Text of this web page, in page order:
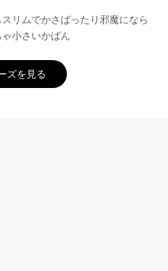
リムでかさばったり邪魔になら
小さいかばん
ズを見る